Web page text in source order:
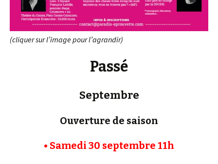
(cliquer sur l’image pour l’agrandir)
Passé
Septembre
Ouverture de saison
• Samedi 30 septembre 11h